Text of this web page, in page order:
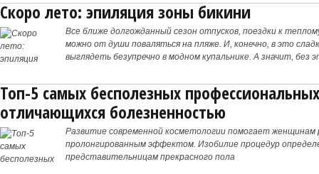
Скоро лето: эпиляция зоны бикини
Все ближе долгожданный сезон отпусков, поездки к
можно от души поваляться на пляже. И, конечно, в это
выглядеть безупречно в модном купальнике. А значит, без
Топ-5 самых бесполезных
отличающихся болезненностью
Развитие современной косметологии помогает
пролонгированным эффектом. Изобилие процедур
представительницам прекрасного пола